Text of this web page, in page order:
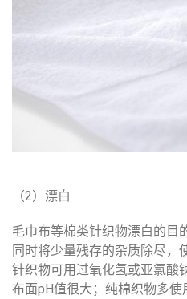
（2）漂白
毛巾布等棉类针织物漂白的目
同时将少量残存的杂质除尽，
针织物可用过氧化氢或亚氯酸
布面pH值很大；纯棉织物多